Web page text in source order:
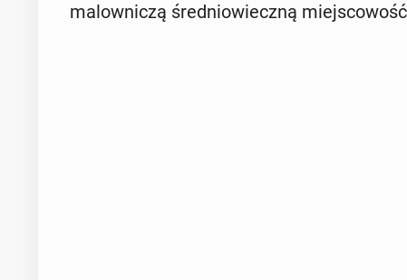
ma­low­ni­czą śre­dnio­wiecz­ną